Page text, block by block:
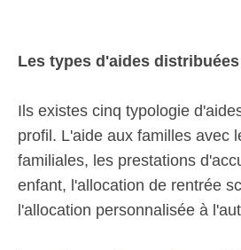
Les types d'aides distribuées
Ils existes cinq typologie
profil. L'aide aux familles avec
familiales, les prestations
enfant, l'allocation de rentrée
l'allocation personnalisée à